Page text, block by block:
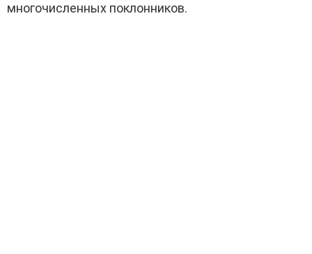
многочисленных поклонников.